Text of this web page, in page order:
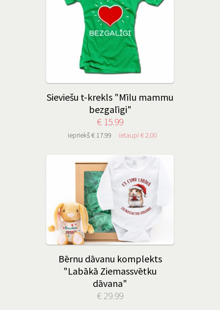
Sieviešu t-krekls "Mīlu mammu
bezgalīgi"
€ 15.99
iepriekš € 17.99 ietaupi € 2.00
Bērnu dāvanu komplekts
"Labākā Ziemassvētku
dāvana"
€ 29.99